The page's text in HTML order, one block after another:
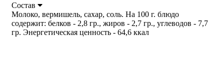
Состав
Молоко, вермишель, сахар, соль. На 100 г. блюдо
содержит: белков - 2,8 гр., жиров - 2,7 гр., углеводов - 7,7
гр. Энергетическая ценность - 64,6 ккал